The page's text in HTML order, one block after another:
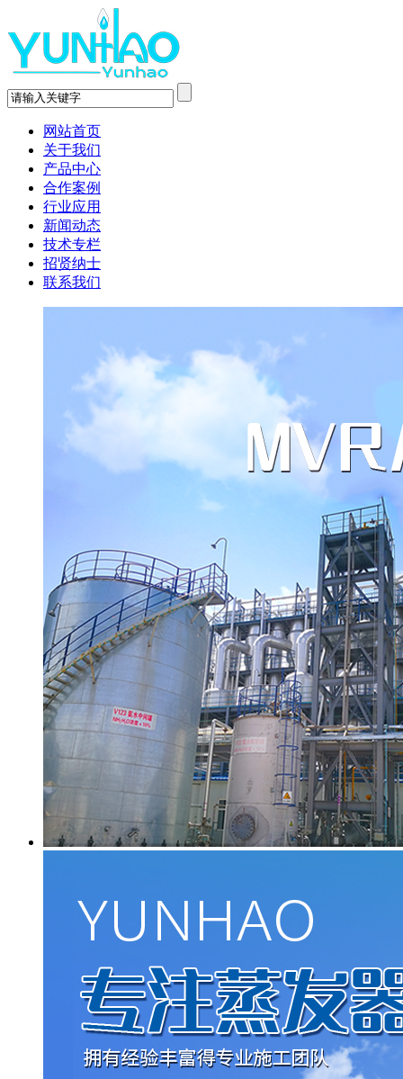
网站首页
关于我们
产品中心
合作案例
行业应用
新闻动态
技术专栏
招贤纳士
联系我们